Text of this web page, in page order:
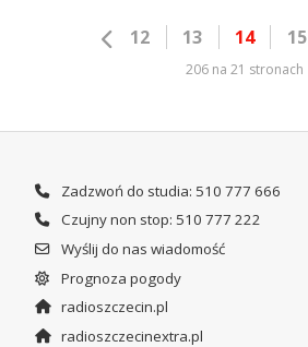
12 13 14 15
206 na 21 stronach
Zadzwoń do studia: 510 777 666
Czujny non stop: 510 777 222
Wyślij do nas wiadomość
Prognoza pogody
radioszczecin.pl
radioszczecinextra.pl